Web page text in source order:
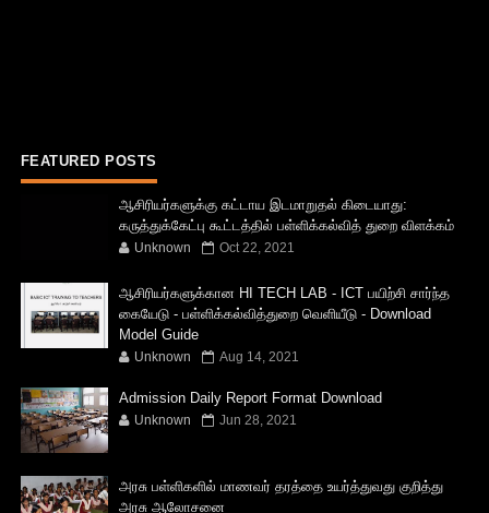
FEATURED POSTS
ஆசிரியர்களுக்கு கட்டாய இடமாறுதல் கிடையாது:
கருத்துக்கேட்பு கூட்டத்தில் பள்ளிக்கல்வித் துறை விளக்கம்
Unknown Oct 22, 2021
ஆசிரியர்களுக்கான HI TECH LAB - ICT பயிற்சி சார்ந்த
கையேடு - பள்ளிக்கல்வித்துறை வெளியீடு - Download
Model Guide
Unknown Aug 14, 2021
Admission Daily Report Format Download
Unknown Jun 28, 2021
அரசு பள்ளிகளில் மாணவர் தரத்தை உயர்த்துவது குறித்து
அரசு ஆலோசனை